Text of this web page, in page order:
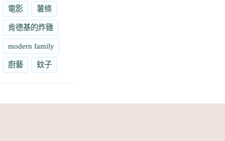
電影 薯條
肯德基的炸雞
modern family
廚藝 蚊子